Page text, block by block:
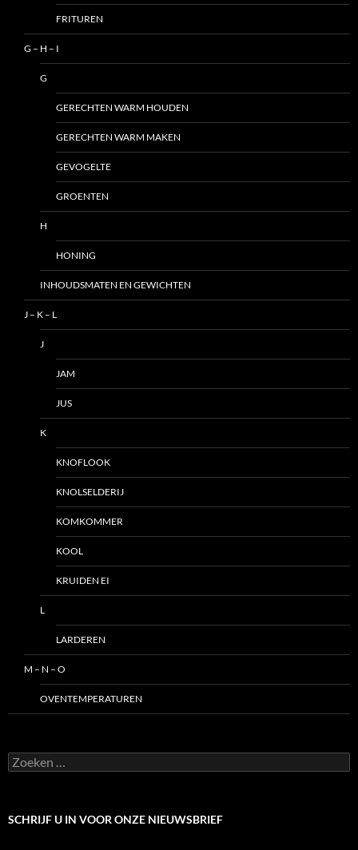
FRITUREN
G – H – I
G
GERECHTEN WARM HOUDEN
GERECHTEN WARM MAKEN
GEVOGELTE
GROENTEN
H
HONING
INHOUDSMATEN EN GEWICHTEN
J – K – L
J
JAM
JUS
K
KNOFLOOK
KNOLSELDERIJ
KOMKOMMER
KOOL
KRUIDEN EI
L
LARDEREN
M – N – O
OVENTEMPERATUREN
Zoeken
naar:
SCHRIJF U IN VOOR ONZE NIEUWSBRIEF